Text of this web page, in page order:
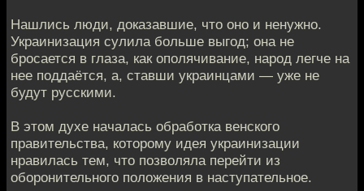
Нашлись люди, доказавшие, что оно и ненужно.
Украинизация сулила больше выгод; она не
бросается в глаза, как ополячивание, народ легче на
нее поддаётся, а, ставши украинцами — уже не
будут русскими.
В этом духе началась обработка венского
правительства, которому идея украинизации
нравилась тем, что позволяла перейти из
оборонительного положения в наступательное.